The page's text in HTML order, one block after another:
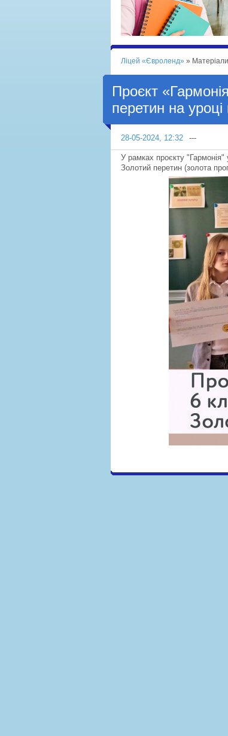
Ліцей «Євроленд» »
Проєкт
перетин на
28-05-2024, 12:32 ---
У рамках проєкту
Золотий перетин (золота